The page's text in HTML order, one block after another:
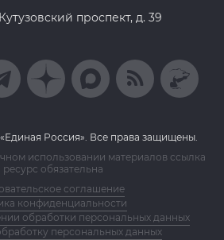
проспект, д. 39
Россия». Все права защищены.
использовании материалов ссылка
ресурс обязательна
соглашение
конфиденциальности
обработки персональных данных
персональных данных